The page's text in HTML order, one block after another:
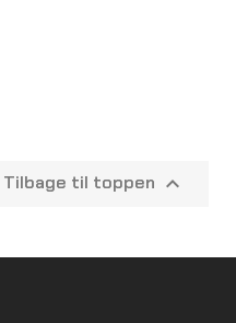
Tilbage til toppen 